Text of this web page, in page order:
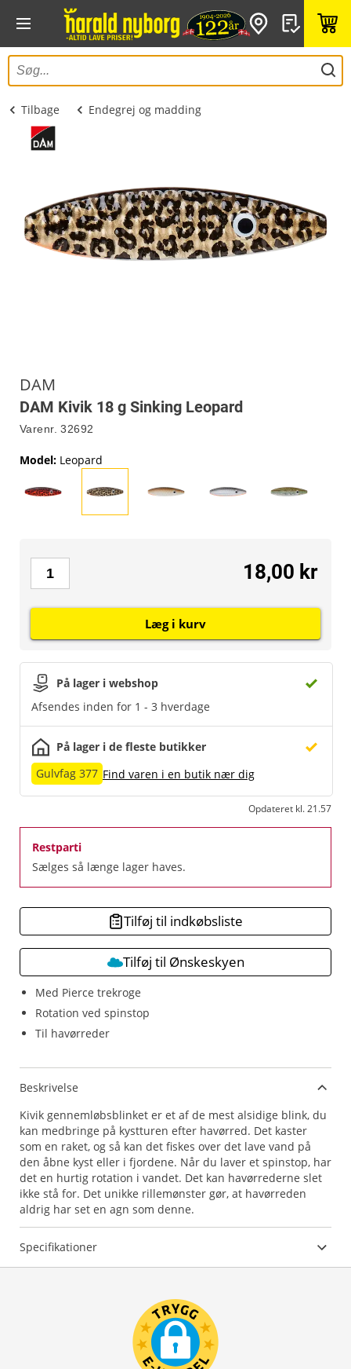
Tilbage Endegrej og madding
DAM
DAM Kivik 18 g Sinking Leopard
Varenr. 32692
Med Pierce trekroge
Rotation ved spinstop
Til havørreder
Model: Leopard
På lager i webshop
Afsendes inden for 1 - 3 hverdage
På lager i de fleste butikker
Gulvfag 377 Find varen i en butik nær dig
Opdateret kl. 21.57
Restparti
Sælges så længe lager haves.
18,00 kr
Læg i kurv
Tilføj til indkøbsliste
Tilføj til Ønskeskyen
Beskrivelse
Kivik gennemløbsblinket er et af de mest alsidige blink, du
kan medbringe på kystturen efter havørred. Det kaster
som en raket, og så kan det fiskes over det lave vand på
den åbne kyst eller i fjordene. Når du laver et spinstop, har
det en hurtig rotation i vandet. Det kan havørrederne slet
ikke stå for. Det unikke rillemønster gør, at havørreden
aldrig har set en agn som denne.
Specifikationer